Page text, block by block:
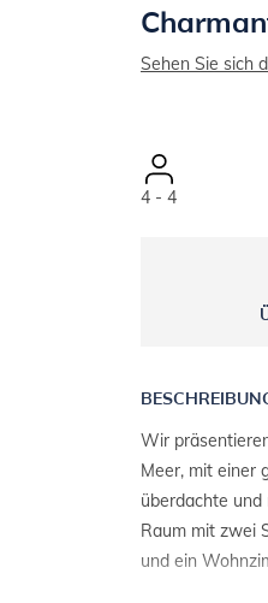
Sehen Sie sich
4 - 4
Wir
Meer, mit einer
überdachte
Raum mit zwei
und ein